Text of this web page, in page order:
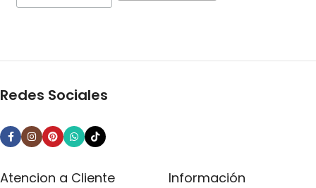
Redes Sociales
Atencion a Cliente Información